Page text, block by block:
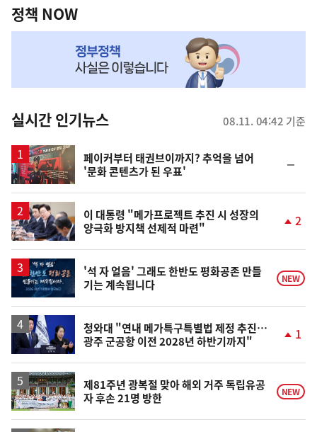
책
NOW,
뉴
스
정책 NOW
실시간 인기뉴스 08.11. 04:42 기준
페이커부터 태권브이까지? 추억을 넘어
'문화 콘텐츠가 된 우표'
일
이 대통령 "메가프로젝트 추진 시 성장의
양극화 방지책 선제적 마련"
승
2
'석 자 얼음' 그래도 한반도 평화공존 만들
기는 계속됩니다
NEW
청와대 "연내 메가특구특별법 제정 추진…
광주 군공항 이전 2028년 하반기까지"
승
1
제81주년 광복절 맞아 해외 거주 독립유공
자 후손 21명 방한
NEW